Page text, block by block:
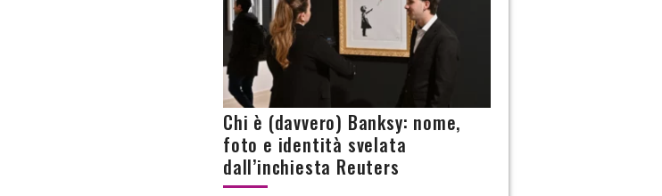
Chi è (davvero) Banksy: nome,
foto e identità svelata
dall’inchiesta Reuters